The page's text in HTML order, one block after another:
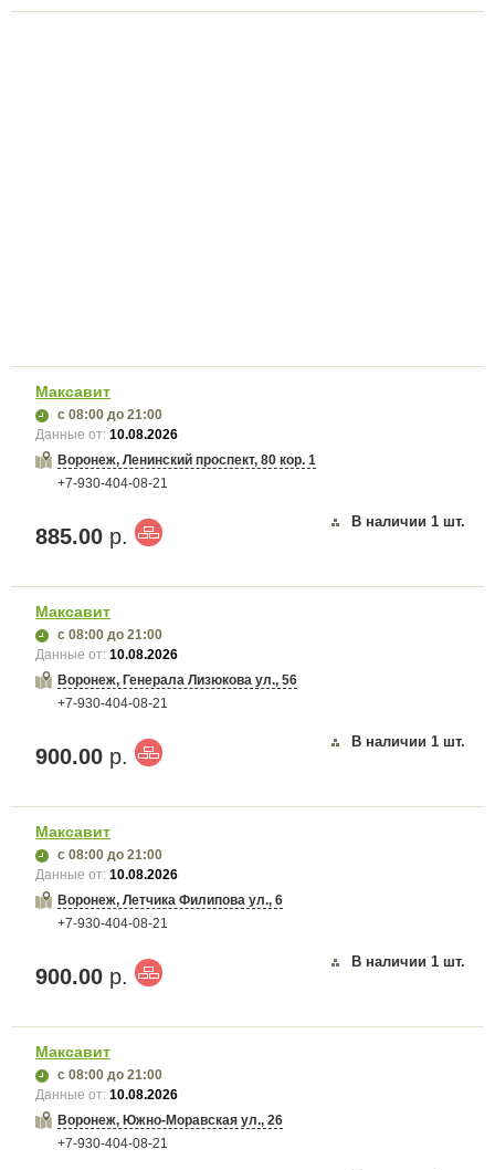
Максавит
с 08:00 до 21:00
Данные от:10.08.2026
Воронеж, Ленинский проспект, 80 кор. 1
+7-930-404-08-21
885.00 р.
В наличии 1 шт.
Максавит
с 08:00 до 21:00
Данные от:10.08.2026
Воронеж, Генерала Лизюкова ул., 56
+7-930-404-08-21
900.00 р.
В наличии 1 шт.
Максавит
с 08:00 до 21:00
Данные от:10.08.2026
Воронеж, Летчика Филипова ул., 6
+7-930-404-08-21
900.00 р.
В наличии 1 шт.
Максавит
с 08:00 до 21:00
Данные от:10.08.2026
Воронеж, Южно-Моравская ул., 26
+7-930-404-08-21